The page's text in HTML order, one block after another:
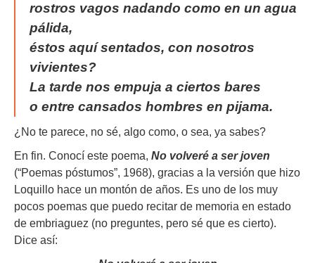
rostros vagos nadando como en un agua
pálida,
éstos aquí sentados, con nosotros
vivientes?
La tarde nos empuja a ciertos bares
o entre cansados hombres en pijama.
¿No te parece, no sé, algo como, o sea, ya sabes?
En fin. Conocí este poema, No volveré a ser joven
(“Poemas póstumos”, 1968), gracias a la versión que hizo
Loquillo hace un montón de años. Es uno de los muy
pocos poemas que puedo recitar de memoria en estado
de embriaguez (no preguntes, pero sé que es cierto).
Dice así: